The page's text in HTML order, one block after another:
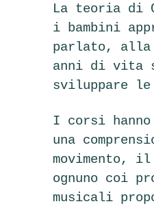
La teoria di
i bambini
parlato, alla
anni di vita
sviluppare
I corsi
una
movimento,
ognuno coi
musicali